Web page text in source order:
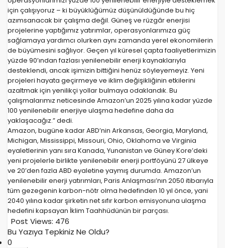
için çalışıyoruz – ki büyüklüğümüz düşünüldüğünde bu hiç
azımsanacak bir çalışma değil. Güneş ve rüzgâr enerjisi
projelerine yaptığımız yatırımlar, operasyonlarımıza güç
sağlamaya yardımcı olurken aynı zamanda yerel ekonomilerin
de büyümesini sağlıyor. Geçen yıl küresel çapta faaliyetlerimizin
yüzde 90’ından fazlası yenilenebilir enerji kaynaklarıyla
desteklendi, ancak işimizin bittiğini henüz söyleyemeyiz. Yeni
projeleri hayata geçirmeye ve iklim değişikliğinin etkilerini
azaltmak için yenilikçi yollar bulmaya odaklandık. Bu
çalışmalarımız neticesinde Amazon’un 2025 yılına kadar yüzde
100 yenilenebilir enerjiye ulaşma hedefine daha da
yaklaşacağız.” dedi.
Amazon, bugüne kadar ABD’nin Arkansas, Georgia, Maryland,
Michigan, Mississippi, Missouri, Ohio, Oklahoma ve Virginia
eyaletlerinin yanı sıra Kanada, Yunanistan ve Güney Kore’deki
yeni projelerle birlikte yenilenebilir enerji portföyünü 27 ülkeye
ve 20’den fazla ABD eyaletine yaymış durumda. Amazon’un
yenilenebilir enerji yatırımları, Paris Anlaşması’nın 2050 itibarıyla
tüm gezegenin karbon-nötr olma hedefinden 10 yıl önce, yani
2040 yılına kadar şirketin net sıfır karbon emisyonuna ulaşma
hedefini kapsayan İklim Taahhüdünün bir parçası.
Post Views: 476
Bu Yazıya Tepkiniz Ne Oldu?
0